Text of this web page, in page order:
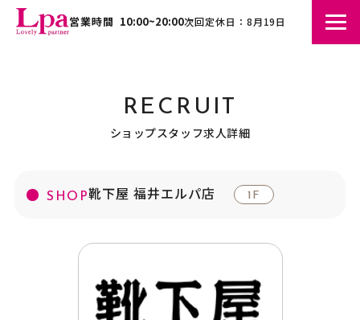
営業時間 10:00~20:00次回定休日：8月19日
RECRUIT
ショップスタッフ求人詳細
SHOP靴下屋 福井エルパ店 1F